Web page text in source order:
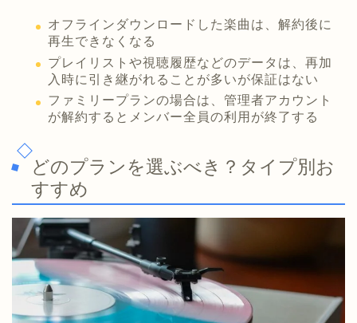
オフラインダウンロードした楽曲は、解約後に
再生できなくなる
プレイリストや視聴履歴などのデータは、再加
入時に引き継がれることが多いが保証はない
ファミリープランの場合は、管理者アカウント
が解約するとメンバー全員の利用が終了する
どのプランを選ぶべき？タイプ別お
すすめ